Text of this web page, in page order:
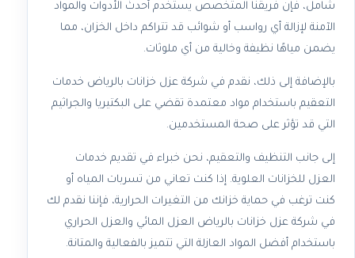
شامل، فإن فريقنا المتخصص يستخدم أحدث الأدوات والمواد
الآمنة لإزالة أي رواسب أو شوائب قد تتراكم داخل الخزان، مما
يضمن مياهًا نظيفة وخالية من أي ملوثات.
بالإضافة إلى ذلك، نقدم في شركة عزل خزانات بالرياض خدمات
التعقيم باستخدام مواد معتمدة تقضي على البكتيريا والجراثيم
التي قد تؤثر على صحة المستخدمين.
إلى جانب التنظيف والتعقيم، نحن خبراء في تقديم خدمات
العزل للخزانات العلوية. إذا كنت تعاني من تسربات المياه أو
كنت ترغب في حماية خزانك من التغيرات الحرارية، فإننا نقدم لك
في شركة عزل خزانات بالرياض العزل المائي والعزل الحراري
باستخدام أفضل المواد العازلة التي تتميز بالفعالية والمتانة.